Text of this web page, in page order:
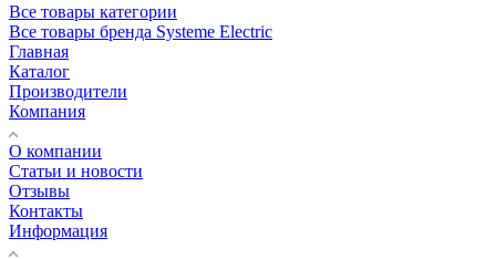
Все товары категории
Все товары бренда Systeme Electric
Главная
Каталог
Производители
Компания
О компании
Статьи и новости
Отзывы
Контакты
Информация